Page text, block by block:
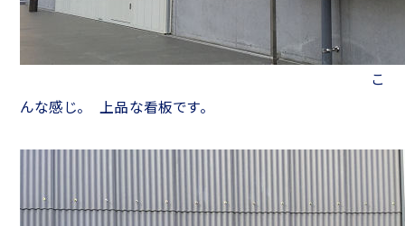
こ
んな感じ。 上品な看板です。